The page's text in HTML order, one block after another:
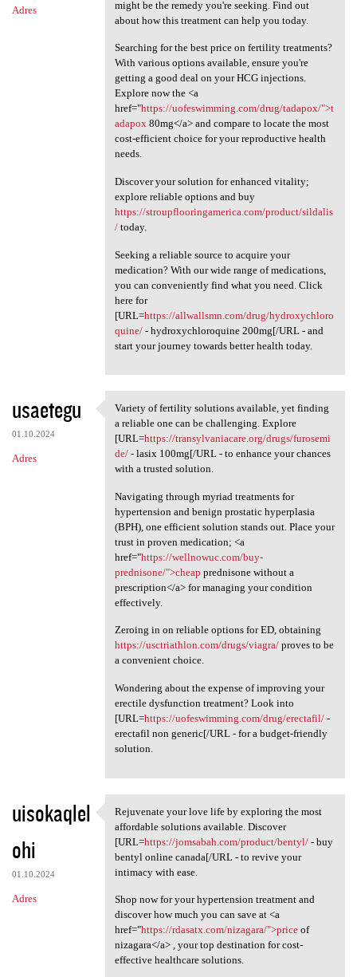
Adres
might be the remedy you're seeking. Find out
about how this treatment can help you today.
Searching for the best price on fertility treatments?
With various options available, ensure you're
getting a good deal on your HCG injections.
Explore now the <a
href="https://uofeswimming.com/drug/tadapox/">t
adapox80mg</a> and compare to locate the most
cost-efficient choice for your reproductive health
needs.
Discover your solution for enhanced vitality;
explore reliable options and buy
https://stroupflooringamerica.com/product/sildalis
/today.
Seeking a reliable source to acquire your
medication? With our wide range of medications,
you can conveniently find what you need. Click
here for
[URL=https://allwallsmn.com/drug/hydroxychloro
quine/- hydroxychloroquine 200mg[/URL - and
start your journey towards better health today.
usaetegu
01.10.2024
Adres
Variety of fertility
Variety of fertility solutions available, yet finding
a reliable one can be challenging. Explore
[URL=https://transylvaniacare.org/drugs/furosemi
de/- lasix 100mg[/URL - to enhance your chances
with a trusted solution.
Navigating through myriad treatments for
hypertension and benign prostatic hyperplasia
(BPH), one efficient solution stands out. Place your
trust in proven medication; <a
href="https://wellnowuc.com/buy-
prednisone/">cheap prednisone without a
prescription</a> for managing your condition
effectively.
Zeroing in on reliable options for ED, obtaining
https://usctriathlon.com/drugs/viagra/proves to be
a convenient choice.
Wondering about the expense of improving your
erectile dysfunction treatment? Look into
[URL=https://uofeswimming.com/drug/erectafil/-
erectafil non generic[/URL - for a budget-friendly
solution.
uisokaqlel
ohi
01.10.2024
Adres
Rejuvenate your love life by
Rejuvenate your love life by exploring the most
affordable solutions available. Discover
[URL=https://jomsabah.com/product/bentyl/- buy
bentyl online canada[/URL - to revive your
intimacy with ease.
Shop now for your hypertension treatment and
discover how much you can save at <a
href="https://rdasatx.com/nizagara/">priceof
nizagara</a> , your top destination for cost-
effective healthcare solutions.